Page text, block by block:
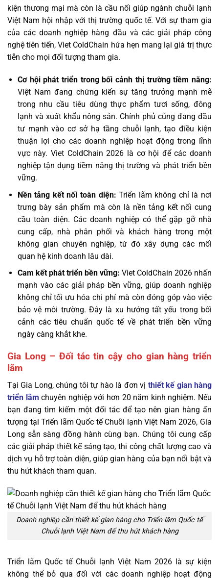
kiện thương mại mà còn là cầu nối giúp ngành chuỗi lạnh
Việt Nam hội nhập với thị trường quốc tế. Với sự tham gia
của các doanh nghiệp hàng đầu và các giải pháp công
nghệ tiên tiến, Viet ColdChain hứa hẹn mang lại giá trị thực
tiễn cho mọi đối tượng tham gia.
Cơ hội phát triển trong bối cảnh thị trường tiềm năng:
Việt Nam đang chứng kiến sự tăng trưởng mạnh mẽ
trong nhu cầu tiêu dùng thực phẩm tươi sống, đông
lạnh và xuất khẩu nông sản. Chính phủ cũng đang đầu
tư mạnh vào cơ sở hạ tầng chuỗi lạnh, tạo điều kiện
thuận lợi cho các doanh nghiệp hoạt động trong lĩnh
vực này. Viet ColdChain 2026 là cơ hội để các doanh
nghiệp tận dụng tiềm năng thị trường và phát triển bền
vững.
Nền tảng kết nối toàn diện:Triển lãm không chỉ là nơi
trưng bày sản phẩm mà còn là nền tảng kết nối cung
cầu toàn diện. Các doanh nghiệp có thể gặp gỡ nhà
cung cấp, nhà phân phối và khách hàng trong một
không gian chuyên nghiệp, từ đó xây dựng các mối
quan hệ kinh doanh lâu dài.
Cam kết phát triển bền vững: Viet ColdChain 2026 nhấn
mạnh vào các giải pháp bền vững, giúp doanh nghiệp
không chỉ tối ưu hóa chi phí mà còn đóng góp vào việc
bảo vệ môi trường. Đây là xu hướng tất yếu trong bối
cảnh các tiêu chuẩn quốc tế về phát triển bền vững
ngày càng khắt khe.
Gia Long – Đối tác tin cậy cho gian hàng triển
lãm
Tại Gia Long, chúng tôi tự hào là đơn vị thiết kế gian hàng
triển lãm chuyên nghiệp với hơn 20 năm kinh nghiệm. Nếu
bạn đang tìm kiếm một đối tác để tạo nên gian hàng ấn
tượng tại Triển lãm Quốc tế Chuỗi lạnh Việt Nam 2026, Gia
Long sẵn sàng đồng hành cùng bạn. Chúng tôi cung cấp
các giải pháp thiết kế sáng tạo, thi công chất lượng cao và
dịch vụ hỗ trợ toàn diện, giúp gian hàng của bạn nổi bật và
thu hút khách tham quan.
Doanh nghiệp cần thiết kế gian hàng cho Triển lãm Quốc tế
Chuỗi lạnh Việt Nam để thu hút khách hàng
Triển lãm Quốc tế Chuỗi lạnh Việt Nam 2026 là sự kiện
không thể bỏ qua đối với các doanh nghiệp hoạt động